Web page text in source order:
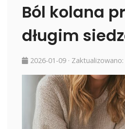
Ból kolana
długim
2026-01-09 · Zaktualizowano: